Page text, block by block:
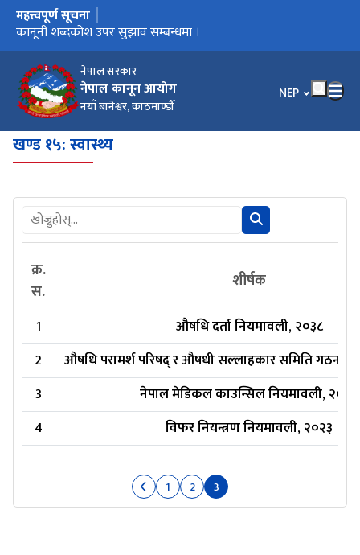
नेपाल सरकार
नेपाल कानून आयोग
नयाँ बानेश्वर, काठमाण्डौँ
भाषा चयन गर्नुहोस्
NEP
मुख्य नेभिगेसनमा जानुहोस्
महत्त्वपूर्ण सूचना
कार्यालय स्थानान्तरण भएको सूचना ।
कानूनी शब्दकोश उपर सुझाव सम्बन्धमा ।
कानूनी शब्दकोश
खण्ड १५: स्वास्थ्य
क्र.
स.
शीर्षक
1
औषधि दर्ता नियमावली, २०३८
2
औषधि परामर्श परिषद् र औषधी सल्लाहकार समिति गठन
3
नेपाल मेडिकल काउन्सिल नियमावली, २०२४
4
विफर नियन्त्रण नियमावली, २०२३
1 2 3